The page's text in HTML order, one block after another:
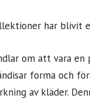
har blivit
om att vara en
forma och
av kläder.